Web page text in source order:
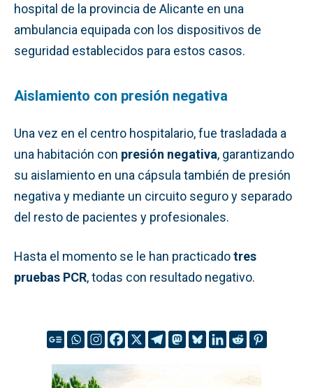
hospital de la provincia de Alicante en una
ambulancia equipada con los dispositivos de
seguridad establecidos para estos casos.
Aislamiento con presión negativa
Una vez en el centro hospitalario, fue trasladada a
una habitación con presión negativa, garantizando
su aislamiento en una cápsula también de presión
negativa y mediante un circuito seguro y separado
del resto de pacientes y profesionales.
Hasta el momento se le han practicadotres
pruebas PCR, todas con resultado negativo.